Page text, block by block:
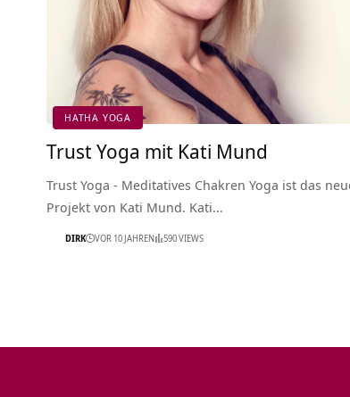
HATHA YOGA
Trust Yoga mit Kati Mund
Trust Yoga - Meditatives Chakren Yoga ist das
Projekt von Kati Mund. Kati…
DIRK VOR 10 JAHREN 590 VIEWS